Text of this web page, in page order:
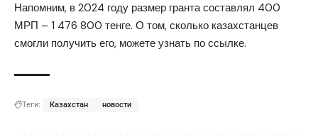
Напомним, в 2024 году размер грантасоставлял 400
МРП – 1 476 800 тенге. О том, сколько казахстанцев
смогли получить его, можете узнать по ссылке.
Теги: Казахстан новости